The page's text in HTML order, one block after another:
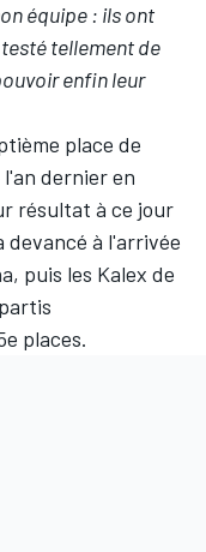
équipe : ils ont
tellement de
enfin leur
place de
dernier en
résultat à ce jour
à l'arrivée
puis les Kalex de
places.